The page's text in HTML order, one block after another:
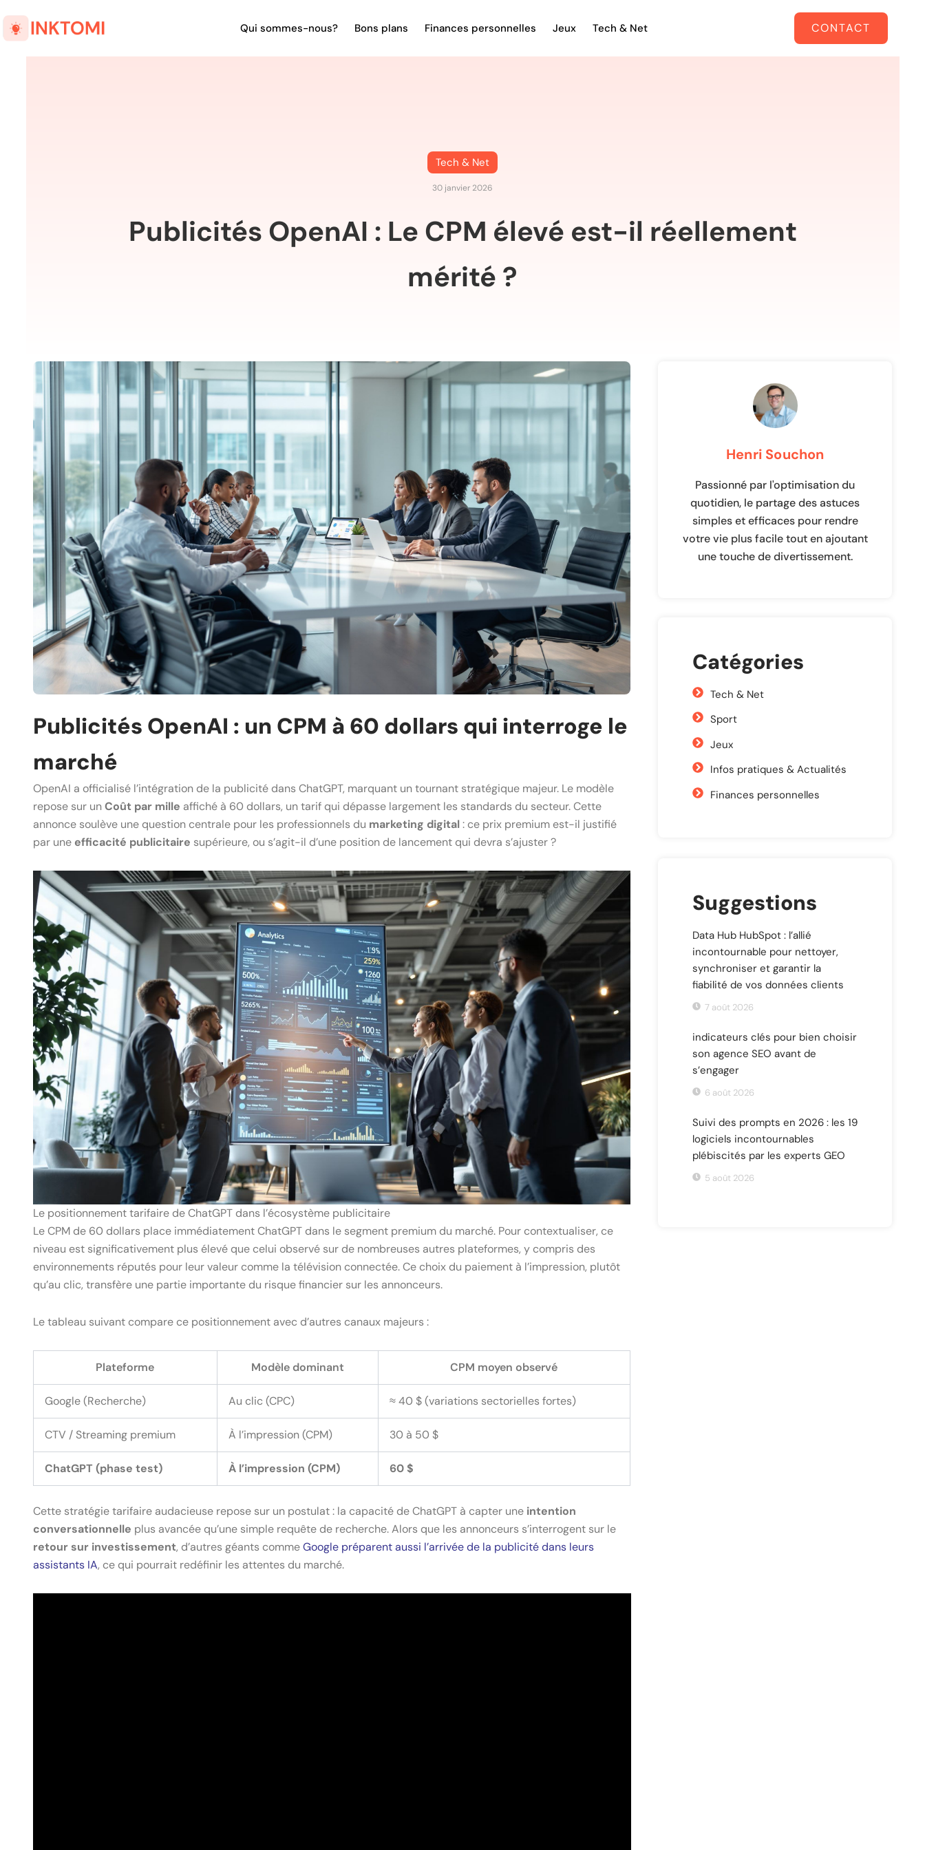
Qui sommes-nous? Bons plans Finances personnelles Jeux Tech & Net CONTACT
Tech & Net
30 janvier 2026
Publicités OpenAI : Le CPM élevé est-il réellement
mérité ?
Publicités OpenAI : un CPM à 60 dollars qui interroge le
marché
OpenAI a officialisé l’intégration de la publicité dans ChatGPT, marquant un tournant stratégique majeur. Le modèle
repose sur unCoût par mille affiché à 60 dollars, un tarif qui dépasse largement les standards du secteur. Cette
annonce soulève une question centrale pour les professionnels du marketing digital: ce prix premium est-il justifié
par une efficacité publicitaire supérieure, ou s’agit-il d’une position de lancement qui devra s’ajuster ?
Le positionnement tarifaire de ChatGPT dans l’écosystème publicitaire
Le CPM de 60 dollars place immédiatement ChatGPT dans le segment premium du marché. Pour contextualiser, ce
niveau est significativement plus élevé que celui observé sur de nombreuses autres plateformes, y compris des
environnements réputés pour leur valeur comme la télévision connectée. Ce choix du paiement à l’impression, plutôt
qu’au clic, transfère une partie importante du risque financier sur les annonceurs.
Le tableau suivant compare ce positionnement avec d’autres canaux majeurs :
Plateforme Modèle dominant CPM moyen observé
Google (Recherche) Au clic (CPC) ≈ 40 $ (variations sectorielles fortes)
CTV / Streaming premium À l’impression (CPM) 30 à 50 $
ChatGPT (phase test) À l’impression (CPM) 60 $
Cette stratégie tarifaire audacieuse repose sur un postulat : la capacité de ChatGPT à capter une intention
conversationnelle plus avancée qu’une simple requête de recherche. Alors que les annonceurs s’interrogent sur le
retour sur investissement, d’autres géants commeGoogle préparent aussi l’arrivée de la publicité dans leurs
assistants IA, ce qui pourrait redéfinir les attentes du marché.
Henri Souchon
Passionné par l'optimisation du
quotidien, le partage des astuces
simples et efficaces pour rendre
votre vie plus facile tout en ajoutant
une touche de divertissement.
Catégories
Tech & Net
Sport
Jeux
Infos pratiques & Actualités
Finances personnelles
Suggestions
Data Hub HubSpot : l’allié
incontournable pour nettoyer,
synchroniser et garantir la
fiabilité de vos données clients
7 août 2026
indicateurs clés pour bien choisir
son agence SEO avant de
s’engager
6 août 2026
Suivi des prompts en 2026 : les 19
logiciels incontournables
plébiscités par les experts GEO
5 août 2026